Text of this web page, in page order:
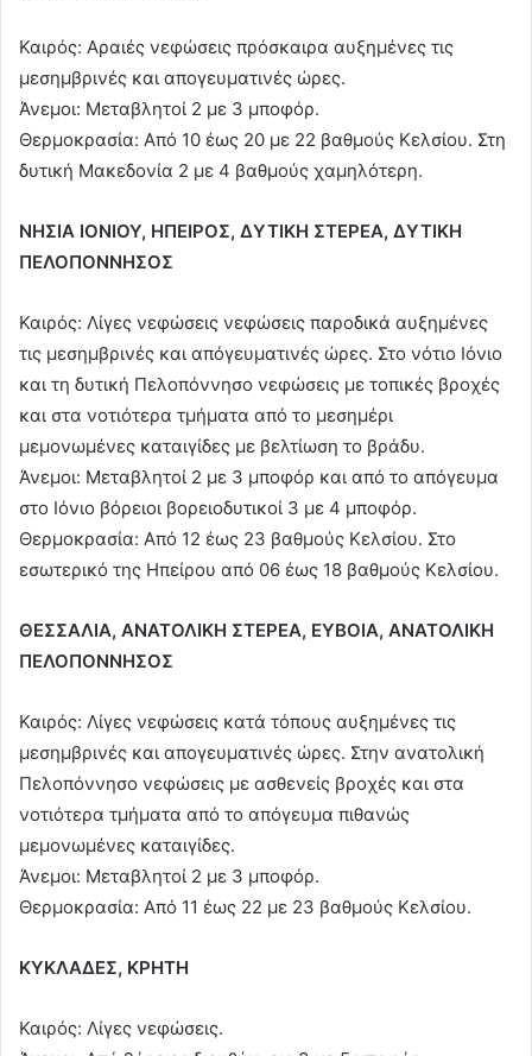
Καιρός: Αραιές νεφώσεις πρόσκαιρα αυξημένες τις
μεσημβρινές και απογευματινές ώρες.
Άνεμοι: Μεταβλητοί 2 με 3 μποφόρ.
Θερμοκρασία: Από 10 έως 20 με 22 βαθμούς Κελσίου. Στη
δυτική Μακεδονία 2 με 4 βαθμούς χαμηλότερη.
ΝΗΣΙΑ ΙΟΝΙΟΥ, ΗΠΕΙΡΟΣ, ΔΥΤΙΚΗ ΣΤΕΡΕΑ, ΔΥΤΙΚΗ
ΠΕΛΟΠΟΝΝΗΣΟΣ
Καιρός: Λίγες νεφώσεις νεφώσεις παροδικά αυξημένες
τις μεσημβρινές και απόγευματινές ώρες. Στο νότιο Ιόνιο
και τη δυτική Πελοπόννησο νεφώσεις με τοπικές βροχές
και στα νοτιότερα τμήματα από το μεσημέρι
μεμονωμένες καταιγίδες με βελτίωση το βράδυ.
Άνεμοι: Μεταβλητοί 2 με 3 μποφόρ και από το απόγευμα
στο Ιόνιο βόρειοι βορειοδυτικοί 3 με 4 μποφόρ.
Θερμοκρασία: Από 12 έως 23 βαθμούς Κελσίου. Στο
εσωτερικό της Ηπείρου από 06 έως 18 βαθμούς Κελσίου.
ΘΕΣΣΑΛΙΑ, ΑΝΑΤΟΛΙΚΗ ΣΤΕΡΕΑ, ΕΥΒΟΙΑ, ΑΝΑΤΟΛΙΚΗ
ΠΕΛΟΠΟΝΝΗΣΟΣ
Καιρός: Λίγες νεφώσεις κατά τόπους αυξημένες τις
μεσημβρινές και απογευματινές ώρες. Στην ανατολική
Πελοπόννησο νεφώσεις με ασθενείς βροχές και στα
νοτιότερα τμήματα από το απόγευμα πιθανώς
μεμονωμένες καταιγίδες.
Άνεμοι: Μεταβλητοί 2 με 3 μποφόρ.
Θερμοκρασία: Από 11 έως 22 με 23 βαθμούς Κελσίου.
ΚΥΚΛΑΔΕΣ, ΚΡΗΤΗ
Καιρός: Λίγες νεφώσεις.